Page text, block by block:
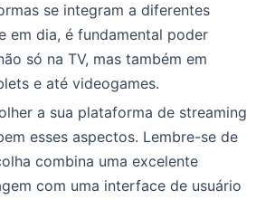
se integram a diferentes
em dia, é fundamental poder
só na TV, mas também em
e até videogames.
a sua plataforma de streaming
esses aspectos. Lembre-se de
combina uma excelente
com uma interface de usuário